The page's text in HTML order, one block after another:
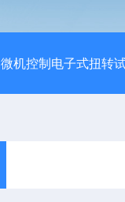
微机控制电子式扭转